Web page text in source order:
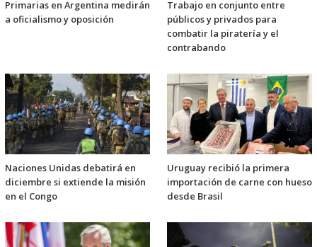
Primarias en Argentina medirán
a oficialismo y oposición
Trabajo en conjunto entre
públicos y privados para
combatir la piratería y el
contrabando
Naciones Unidas debatirá en
diciembre si extiende la misión
en el Congo
Uruguay recibió la primera
importación de carne con hueso
desde Brasil